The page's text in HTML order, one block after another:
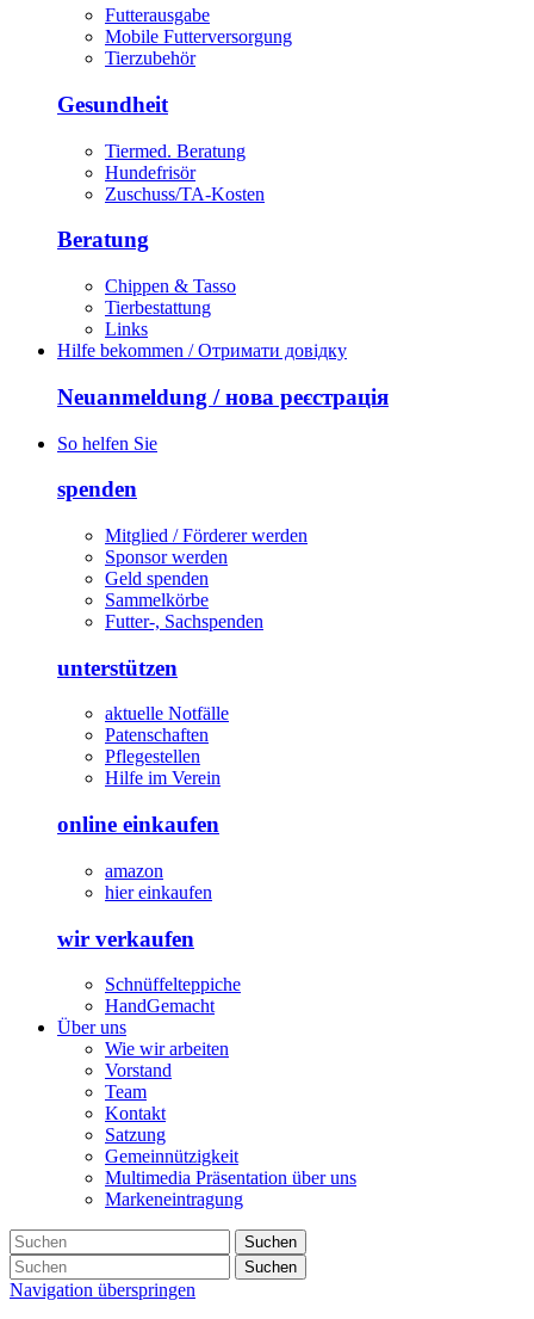
Futterausgabe
Mobile Futterversorgung
Tierzubehör
Gesundheit
Tiermed. Beratung
Hundefrisör
Zuschuss/TA-Kosten
Beratung
Chippen & Tasso
Tierbestattung
Links
Hilfe bekommen / Отримати довідку
Neuanmeldung / нова реєстрація
So helfen Sie
spenden
Mitglied / Förderer werden
Sponsor werden
Geld spenden
Sammelkörbe
Futter-, Sachspenden
unterstützen
aktuelle Notfälle
Patenschaften
Pflegestellen
Hilfe im Verein
online einkaufen
amazon
hier einkaufen
wir verkaufen
Schnüffelteppiche
HandGemacht
Über uns
Wie wir arbeiten
Vorstand
Team
Kontakt
Satzung
Gemeinnützigkeit
Multimedia Präsentation über uns
Markeneintragung
Suchen
Suchen
Navigation überspringen